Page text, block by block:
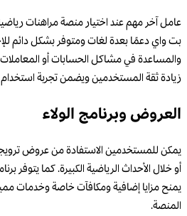
عامل آخر مهم عند اختيار منصة مراهنات
بت واي دعمًا بعدة لغات ومتوفر بشكل دائم
والمساعدة في مشاكل الحسابات أو
زيادة ثقة المستخدمين ويضمن تجربة
العروض وبرنامج الولاء
يمكن للمستخدمين الاستفادة من عروض
أو خلال الأحداث الرياضية الكبيرة. كما يتوفر
يمنح مزايا إضافية ومكافآت خاصة وخدمات
المنصة.